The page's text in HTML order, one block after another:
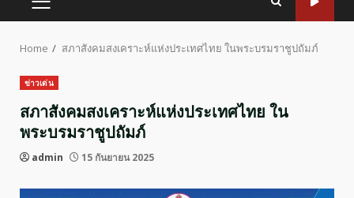
PRIMARY
Home สภาสังคมสงเคราะห์แห่งประเทศไทย ในพระบรมราชูปถัมภ์
ข่าวเด่น
สภาสังคมสงเคราะห์แห่งประเทศไทย ใน
พระบรมราชูปถัมภ์
admin 15 กันยายน 2025